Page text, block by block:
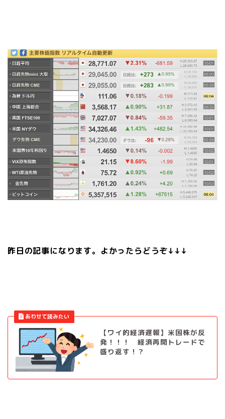
昨日の記事になります。よかったらどうぞ↓↓↓
【ワイ的経済遅報】米国株が反
発！！！ 経済再開トレードで
盛り返す！？